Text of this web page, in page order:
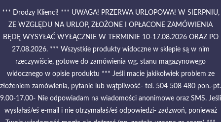
*** Drodzy Klienci! *** UWAGA! PRZERWA URLOPOWA! W SIERPNIU,
ZE WZGLĘDU NA URLOP, ZŁOŻONE I OPŁACONE ZAMÓWIENIA
BĘDĘ WYSYŁAĆ WYŁĄCZNIE W TERMINIE 10-17.08.2026 ORAZ PO
27.08.2026. *** Wszystkie produkty widoczne w sklepie są w nim
rzeczywiście, gotowe do zamówienia wg. stanu magazynowego
widocznego w opisie produktu *** Jeśli macie jakikolwiek problem ze
złożeniem zamówienia, pytanie lub wątpliwość- tel. 504 508 480 pon.-pt.
9.00-17.00- Nie odpowiadam na wiadomości anonimowe oraz SMS. Jeśli
wysłałaś/eś e-mail i nie otrzymałaś/eś odpowiedzi- zadzwoń, ponieważ
PIĘKNO MALOWANE
NA WODZIE –
MARMURKOWE –
MATERIAŁY
INTROLIGATORSKIE
PUDEŁKA